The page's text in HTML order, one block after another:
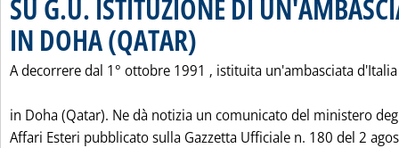
SU G.U. ISTITUZIONE DI
IN DOHA (QATAR)
A decorrere dal 1° ottobre 1991 ‚ istituita un'ambasciata d'Italia
in Doha (Qatar). Ne dà notizia un comunicato del ministero
Affari Esteri pubblicato sulla Gazzetta Ufficiale n. 180 del 2